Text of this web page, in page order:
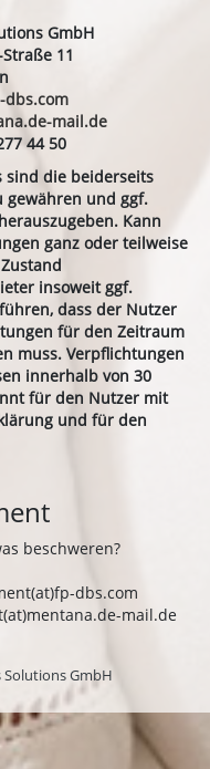
GmbH
11
dbs.com
mail.de
44 50
sind die beiderseits
gewähren und ggf.
Kann
ganz oder teilweise
insoweit ggf.
dass der Nutzer
für den Zeitraum
muss. Verpflichtungen
innerhalb von 30
für den Nutzer mit
und für den
beschweren?
dbs.com
mail.de
Solutions GmbH